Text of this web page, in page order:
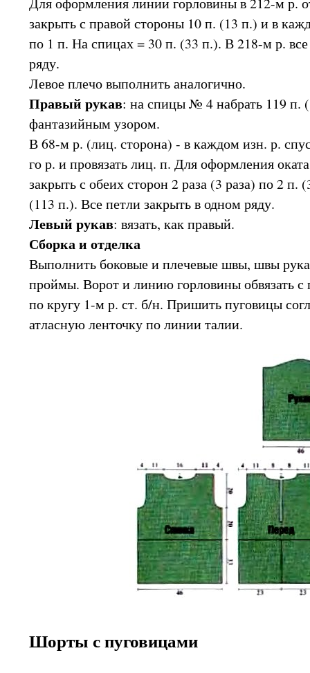
закрыть с правой стороны 10 п. (13 п.) и в
по 1 п. На спицах = 30 п. (33 п.). В 218-м р.
ряду.
Левое плечо выполнить аналогично.
Правый рукав: на спицы № 4 набрать 119 п.
фантазийным узором.
В 68-м р. (лиц. сторона) - в каждом изн. р.
го р. и провязать лиц. п. Для оформления
закрыть с обеих сторон 2 раза (3 раза) по 2
(113 п.). Все петли закрыть в одном ряду.
Левый рукав: вязать, как правый.
Сборка и отделка
Выполнить боковые и плечевые швы, швы
проймы. Ворот и линию горловины обвязать
по кругу 1-м р. ст. б/н. Пришить пуговицы
атласную ленточку по линии талии.
Шорты с пуговицами